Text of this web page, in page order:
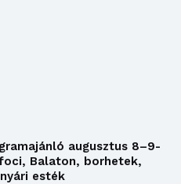
augusztus 8–9-
Balaton, borhetek,
esték